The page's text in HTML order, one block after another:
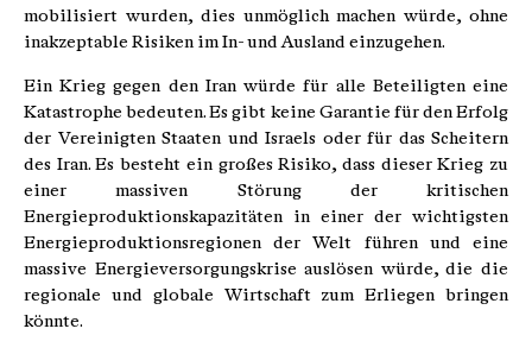
mobilisiert wurden, dies unmöglich machen würde, ohne
inakzeptable Risiken im In- und Ausland einzugehen.
Ein Krieg gegen den Iran würde für alle Beteiligten eine
Katastrophe bedeuten. Es gibt keine Garantie für den Erfolg
der Vereinigten Staaten und Israels oder für das Scheitern
des Iran. Es besteht ein großes Risiko, dass dieser Krieg zu
einer massiven Störung der kritischen
Energieproduktionskapazitäten in einer der wichtigsten
Energieproduktionsregionen der Welt führen und eine
massive Energieversorgungskrise auslösen würde, die die
regionale und globale Wirtschaft zum Erliegen bringen
könnte.